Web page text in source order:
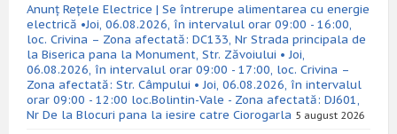
Anunț Rețele Electrice | Se întrerupe alimentarea cu energie
electrică •Joi, 06.08.2026, în intervalul orar 09:00 - 16:00,
loc. Crivina – Zona afectată: DC133, Nr Strada principala de
la Biserica pana la Monument, Str. Zăvoiului • Joi,
06.08.2026, în intervalul orar 09:00 - 17:00, loc. Crivina –
Zona afectată: Str. Câmpului • Joi, 06.08.2026, în intervalul
orar 09:00 - 12:00 loc.Bolintin-Vale - Zona afectată: DJ601,
Nr De la Blocuri pana la iesire catre Ciorogarla 5 august 2026